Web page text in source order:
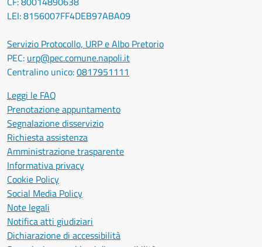
LEI: 8156007FF4DEB97ABA09
Servizio Protocollo, URP e Albo Pretorio
PEC: urp@pec.comune.napoli.it
Centralino unico:0817951111
Leggi le FAQ
Prenotazione appuntamento
Segnalazione disservizio
Richiesta assistenza
Amministrazione trasparente
Informativa privacy
Cookie Policy
Social Media Policy
Note legali
Notifica atti giudiziari
Dichiarazione di accessibilità